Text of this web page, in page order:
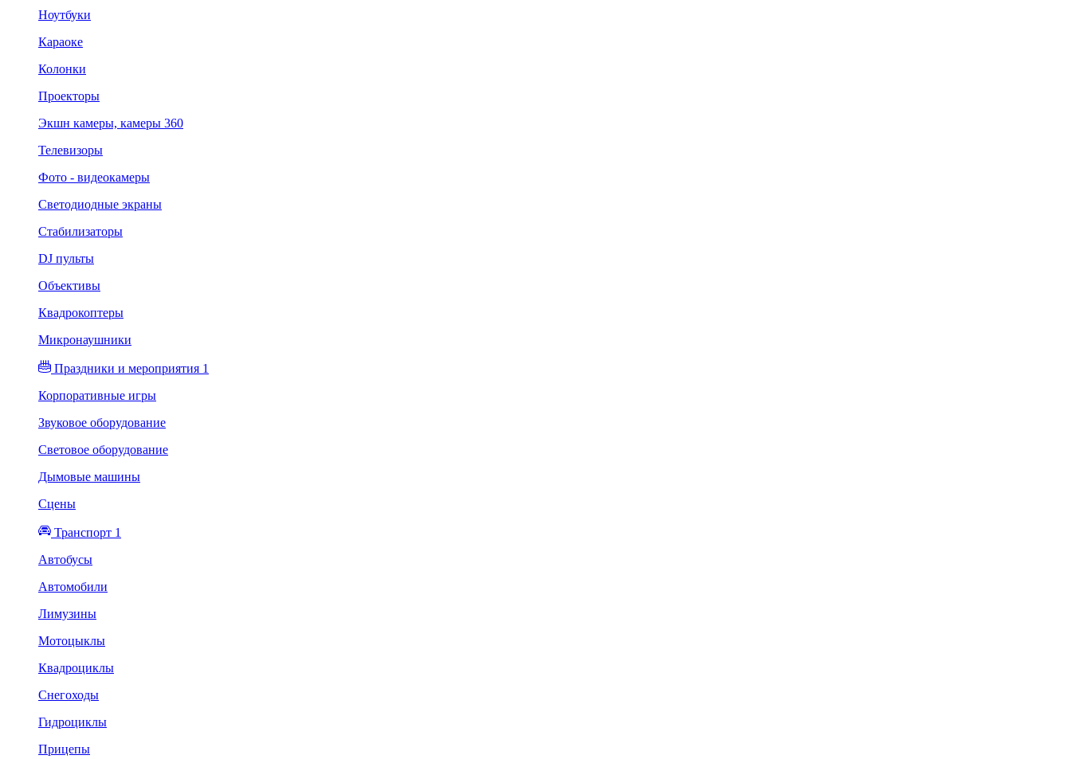
Ноутбуки
Караоке
Колонки
Проекторы
Экшн камеры, камеры 360
Телевизоры
Фото - видеокамеры
Светодиодные экраны
Стабилизаторы
DJ пульты
Объективы
Квадрокоптеры
Микронаушники
Праздники и мероприятия 1
Корпоративные игры
Звуковое оборудование
Световое оборудование
Дымовые машины
Сцены
Транспорт 1
Автобусы
Автомобили
Лимузины
Мотоцыклы
Квадроциклы
Снегоходы
Гидроциклы
Прицепы